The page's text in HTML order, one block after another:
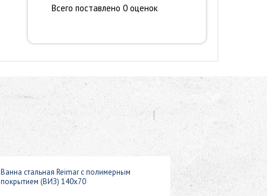
Всего поставлено 0 оценок
Ванна стальная Reimar с полимерным
покрытием (ВИЗ) 140x70